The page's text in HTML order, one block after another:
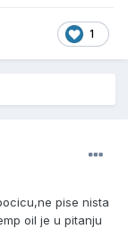
1
pise nista
oil je u pitanju